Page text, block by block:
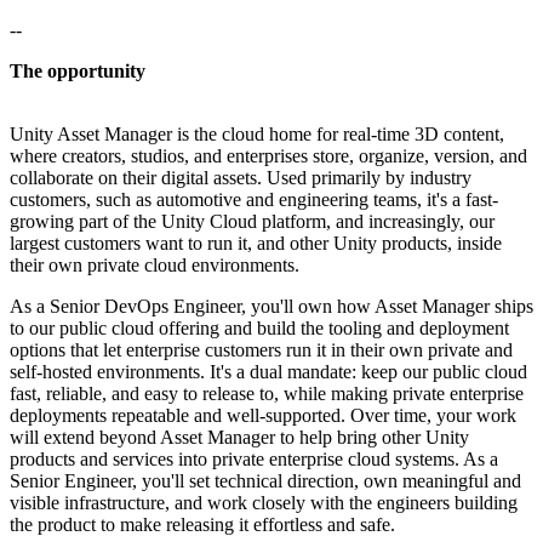
--
The opportunity
Unity Asset Manager is the cloud home for real-time 3D content,
where creators, studios, and enterprises store, organize, version, and
collaborate on their digital assets. Used primarily by industry
customers, such as automotive and engineering teams, it's a fast-
growing part of the Unity Cloud platform, and increasingly, our
largest customers want to run it, and other Unity products, inside
their own private cloud environments.
As a Senior DevOps Engineer, you'll own how Asset Manager ships
to our public cloud offering and build the tooling and deployment
options that let enterprise customers run it in their own private and
self-hosted environments. It's a dual mandate: keep our public cloud
fast, reliable, and easy to release to, while making private enterprise
deployments repeatable and well-supported. Over time, your work
will extend beyond Asset Manager to help bring other Unity
products and services into private enterprise cloud systems. As a
Senior Engineer, you'll set technical direction, own meaningful and
visible infrastructure, and work closely with the engineers building
the product to make releasing it effortless and safe.